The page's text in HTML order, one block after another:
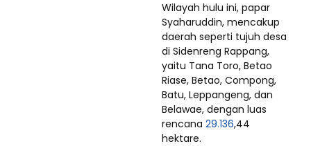
Wilayah hulu ini, papar
Syaharuddin, mencakup
daerah seperti tujuh desa
di Sidenreng Rappang,
yaitu Tana Toro, Betao
Riase, Betao, Compong,
Batu, Leppangeng, dan
Belawae, dengan luas
rencana 29.136,44
hektare.